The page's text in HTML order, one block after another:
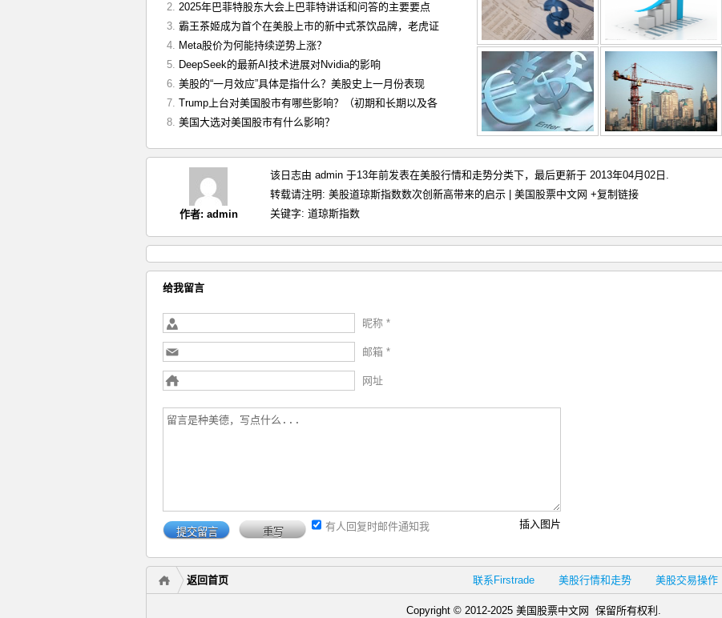
2025年巴菲特股东大会上巴菲特讲话和问答的主要要点
霸王茶姬成为首个在美股上市的新中式茶饮品牌，老虎证
Meta股价为何能持续逆势上涨？
DeepSeek的最新AI技术进展对Nvidia的影响
美股的“一月效应”具体是指什么？美股史上一月份表现
Trump上台对美国股市有哪些影响？（初期和长期以及各
美国大选对美国股市有什么影响？
作者: admin
该日志由 admin 于13年前发表在美股行情和走势分类下，最后更新于 2013年04月02日.
转载请注明: 美股道琼斯指数数次创新高带来的启示 | 美国股票中文网 +复制链接
关键字: 道琼斯指数
给我留言
昵称 *
邮箱 *
网址
插入图片
有人回复时邮件通知我
美股交易操作
美股行情和走势
联系Firstrade
返回首页
Copyright © 2012-2025 美国股票中文网 保留所有权利.